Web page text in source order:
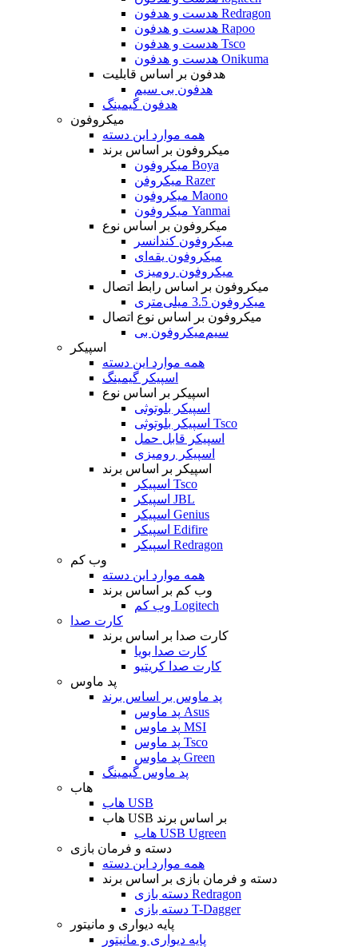
هدست و هدفون Redragon
هدست و هدفون Rapoo
هدست و هدفون Tsco
هدست و هدفون Onikuma
هدفون بر اساس قابلیت
هدفون بی سیم
هدفون گیمینگ
میکروفون
همه موارد این دسته
میکروفون بر اساس برند
میکروفون Boya
میکروفن Razer
میکروفون Maono
میکروفون Yanmai
میکروفون بر اساس نوع
میکروفون کندانسر
میکروفون یقه‌ای
میکروفون رومیزی
میکروفون بر اساس رابط اتصال
میکروفون 3.5 میلی‌متری
میکروفون بر اساس نوع اتصال
میکروفون بی‌‎سیم
اسپیکر
همه موارد این دسته
اسپیکر گیمینگ
اسپیکر بر اساس نوع
اسپیکر بلوتوثی
اسپیکر بلوتوثی Tsco
اسپیکر قابل حمل
اسپیکر رومیزی
اسپیکر بر اساس برند
اسپیکر Tsco
اسپیکر JBL
اسپیکر Genius
اسپیکر Edifire
اسپیکر Redragon
وب کم
همه موارد این دسته
وب کم بر اساس برند
وب کم Logitech
کارت صدا
کارت صدا بر اساس برند
کارت صدا بویا
کارت صدا کریتیو
پد ماوس
پد ماوس بر اساس برند
پد ماوس Asus
پد ماوس MSI
پد ماوس Tsco
پد ماوس Green
پد ماوس گیمینگ
هاب
هاب USB
هاب USB بر اساس برند
هاب USB Ugreen
دسته و فرمان بازی
همه موارد این دسته
دسته و فرمان بازی بر اساس برند
دسته بازی Redragon
دسته بازی T-Dagger
پایه دیواری و مانیتور
پایه دیواری و مانیتور